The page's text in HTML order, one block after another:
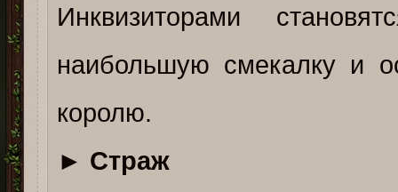
Инквизиторами
наибольшую смекалку и
королю.
► Страж